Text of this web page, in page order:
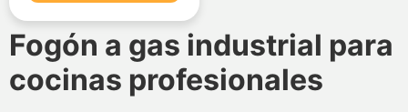
Fogón a gas industrial para
cocinas profesionales